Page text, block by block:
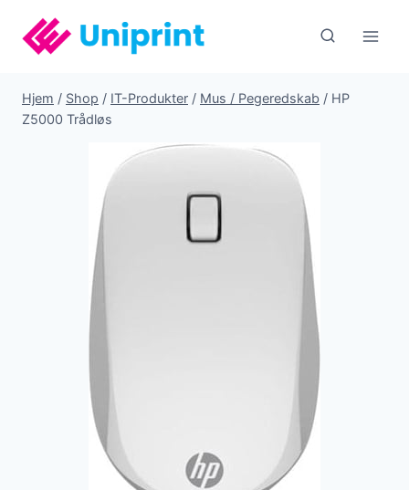
indhold
Hjem / Shop / IT-Produkter / Mus / Pegeredskab / HP
Z5000 Trådløs